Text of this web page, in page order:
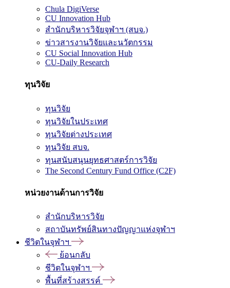
Chula DigiVerse
CU Innovation Hub
สำนักบริหารวิจัยจุฬาฯ (สบจ.)
ข่าวสารงานวิจัยและนวัตกรรม
CU Social Innovation Hub
CU-Daily Research
ทุนวิจัย
ทุนวิจัย
ทุนวิจัยในประเทศ
ทุนวิจัยต่างประเทศ
ทุนวิจัย สบจ.
ทุนสนับสนุนยุทธศาสตร์การวิจัย
The Second Century Fund Office (C2F)
หน่วยงานด้านการวิจัย
สำนักบริหารวิจัย
สถาบันทรัพย์สินทางปัญญาแห่งจุฬาฯ
ชีวิตในจุฬาฯ
ย้อนกลับ
ชีวิตในจุฬาฯ
พื้นที่สร้างสรรค์